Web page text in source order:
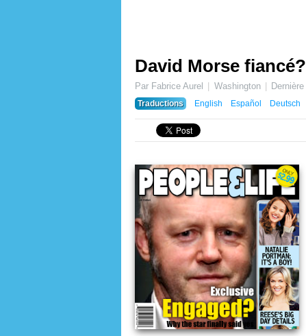
David Morse fiancé?
Par Fabrice Aurel Washington
Traductions
English Español Deutsch